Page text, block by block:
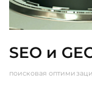
SEO и
поисковая